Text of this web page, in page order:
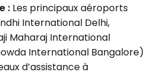
: Les principaux aéroports
International Delhi,
Maharaj International
International Bangalore)
d’assistance à